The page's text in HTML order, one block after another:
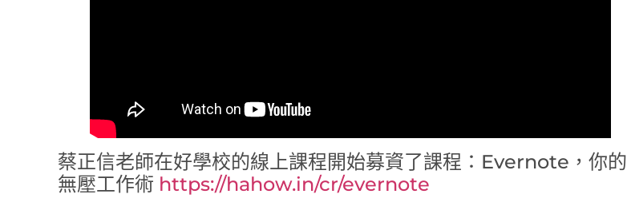
蔡正信老師在好學校的線上課程開始募資了課程：Evernote，你的
無壓工作術 https://hahow.in/cr/evernote